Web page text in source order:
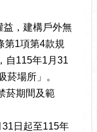
益，建構戶外無
第1項第4款規
自115年1月31
菸場所」。
菸期間及範
日起至115年